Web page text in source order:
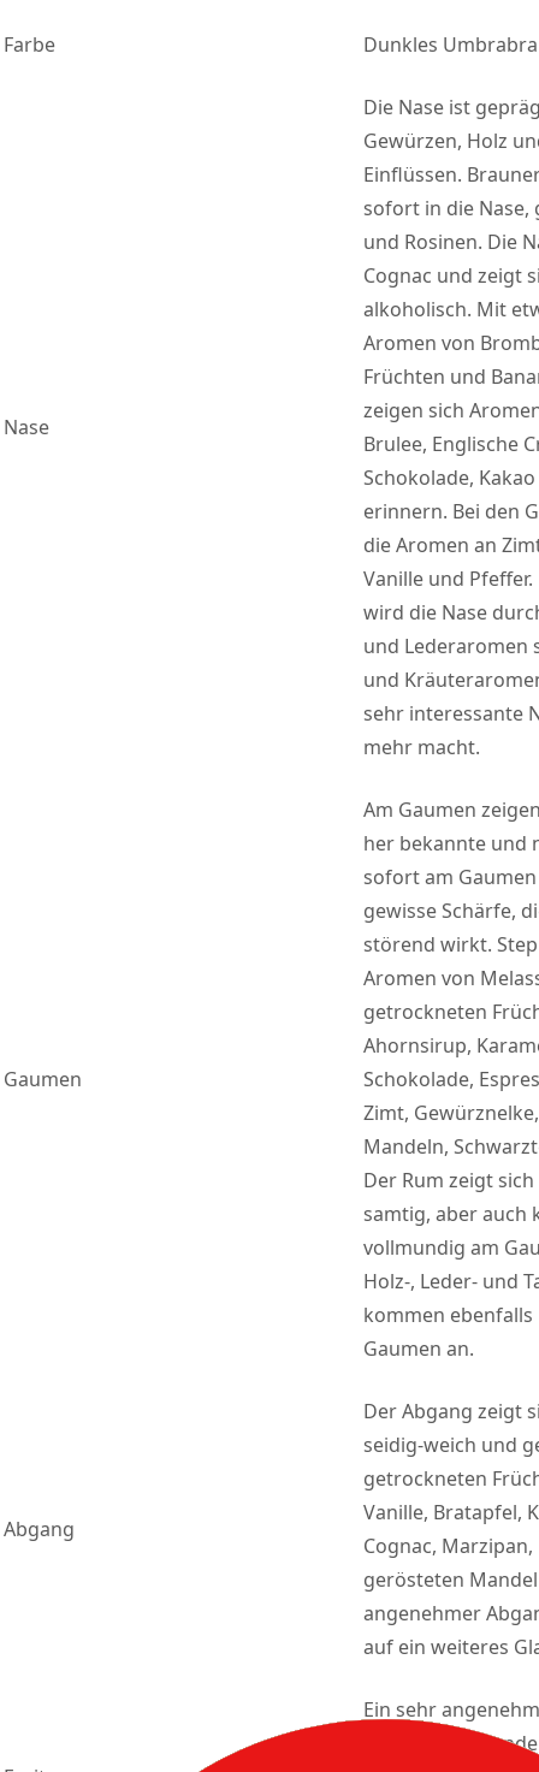
Farbe Dunkles
Nase
Die Nase ist
Gewürzen, Holz
Einflüssen.
sofort in die Nase,
und Rosinen. Die
Cognac und zeigt
alkoholisch. Mit
Aromen von
Früchten und
zeigen sich
Brulee, Englische
Schokolade,
erinnern. Bei den
die Aromen an
Vanille und
wird die Nase
und Lederaromen
und
sehr interessante
mehr macht.
Gaumen
Am Gaumen
her bekannte und
sofort am
gewisse Schärfe,
störend wirkt.
Aromen von
getrockneten
Ahornsirup,
Schokolade,
Zimt,
Mandeln,
Der Rum zeigt
samtig, aber auch
vollmundig am
Holz-, Leder- und
kommen ebenfalls
Gaumen an.
Abgang
Der Abgang zeigt
seidig-weich und
getrockneten
Vanille, Bratapfel,
Cognac,
gerösteten
angenehmer
auf ein weiteres
Ein sehr
Abend mit